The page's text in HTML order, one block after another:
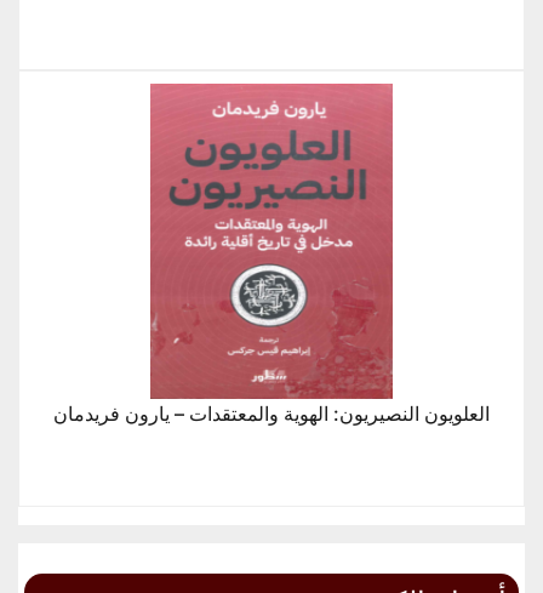
العلويون النصيريون: الهوية والمعتقدات – يارون فريدمان